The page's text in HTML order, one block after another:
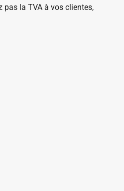
pas la TVA à vos clientes,